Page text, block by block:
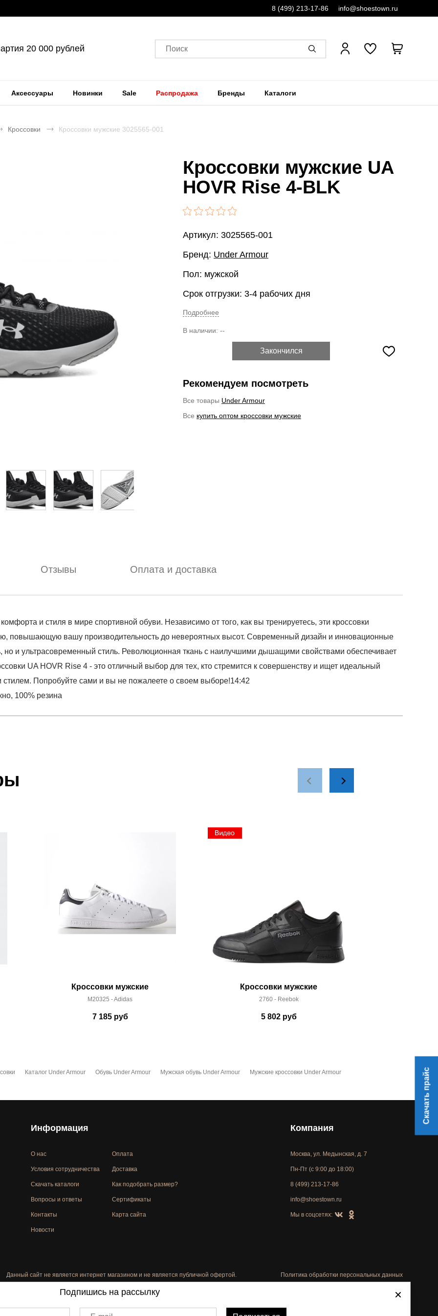
8 (499) 213-17-86 info@shoestown.ru
20 000 рублей Поиск
Аксессуары Новинки Sale Распродажа Бренды Каталоги
Кроссовки Кроссовки мужские 3025565-001
Кроссовки мужские UA
HOVR Rise 4-BLK
Артикул: 3025565-001
Бренд: Under Armour
Пол: мужской
Срок отгрузки: 3-4 рабочих дня
Подробнее
В наличии: --
Закончился
Рекомендуем посмотреть
Все товары Under Armour
Все купить оптом кроссовки мужские
Отзывы Оплата и доставка
и стиля в мире спортивной обуви. Независимо от того, как вы тренируетесь, эти кроссовки
повышающую вашу производительность до невероятных высот. Современный дизайн и инновационные
но и ультрасовременный стиль. Революционная ткань с наилучшими дышащими свойствами обеспечивает
UA HOVR Rise 4 - это отличный выбор для тех, кто стремится к совершенству и ищет идеальный
Попробуйте сами и вы не пожалеете о своем выборе!14:42
100% резина
Кроссовки мужские
M20325 - Adidas
7 185руб
Кроссовки мужские
2760 - Reebok
5 802руб
Каталог Under Armour Обувь Under Armour Мужская обувь Under Armour Мужские кроссовки Under Armour
Информация
О нас
Условия сотрудничества
Скачать каталоги
Вопросы и ответы
Контакты
Новости
Оплата
Доставка
Как подобрать размер?
Сертификаты
Карта сайта
Компания
Москва, ул. Медынская, д. 7
Пн-Пт (с 9:00 до 18:00)
8 (499) 213-17-86
info@shoestown.ru
Мы в соцсетях:
Данный сайт не является интернет магазином и не является публичной офертой. Политика обработки персональных данных
Автоматизировано -
Скачать прайс
Подпишись на рассылку